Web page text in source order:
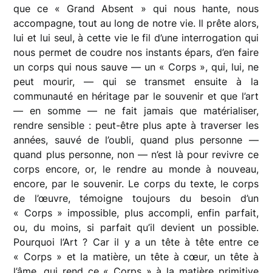
que ce « Grand Absent » qui nous hante, nous
accompagne, tout au long de notre vie. Il prête alors,
lui et lui seul, à cette vie le fil d’une interrogation qui
nous permet de coudre nos instants épars, d’en faire
un corps qui nous sauve — un « Corps », qui, lui, ne
peut mourir, — qui se transmet ensuite à la
communauté en héritage par le souvenir et que l’art
— en somme — ne fait jamais que matérialiser,
rendre sensible : peut-être plus apte à traverser les
années, sauvé de l’oubli, quand plus personne —
quand plus personne, non — n’est là pour revivre ce
corps encore, or, le rendre au monde à nouveau,
encore, par le souvenir. Le corps du texte, le corps
de l’œuvre, témoigne toujours du besoin d’un
« Corps » impossible, plus accompli, enfin parfait,
ou, du moins, si parfait qu’il devient un possible.
Pourquoi l’Art ? Car il y a un tête à tête entre ce
« Corps » et la matière, un tête à cœur, un tête à